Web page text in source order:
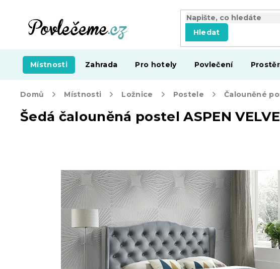
Hledat
Místnosti Zahrada Pro hotely Povlečení
Domů Místnosti Ložnice Postele Čalouněné
Šedá čalouněná postel ASPEN